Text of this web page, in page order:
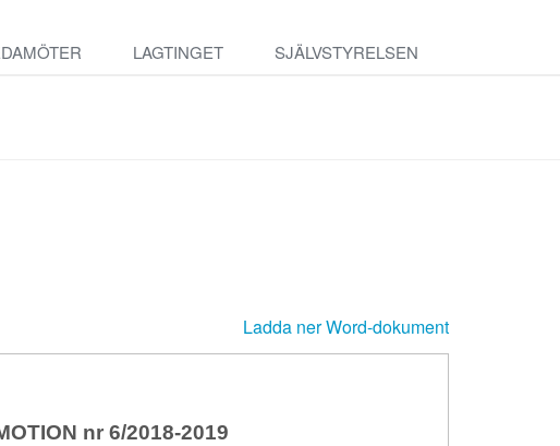
LAGTINGET SJÄLVSTYRELSEN
Ladda ner Word-dokument
nr 6/2018-2019